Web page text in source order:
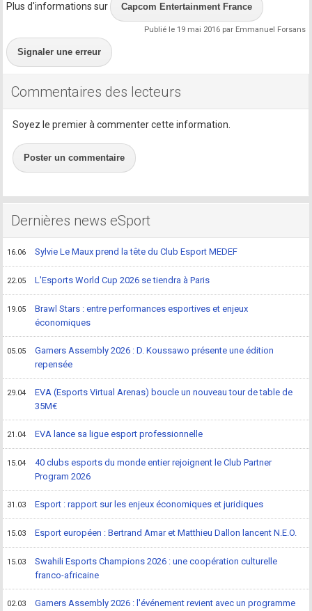
Plus d'informations sur Capcom Entertainment France
Publié le 19 mai 2016 par Emmanuel Forsans
Signaler une erreur
Commentaires des lecteurs
Soyez le premier à commenter cette information.
Poster un commentaire
Dernières news eSport
16.06 Sylvie Le Maux prend la tête du Club Esport MEDEF
22.05 L'Esports World Cup 2026 se tiendra à Paris
19.05
Brawl Stars : entre performances esportives et enjeux
économiques
05.05
Gamers Assembly 2026 : D. Koussawo présente une édition
repensée
29.04
EVA (Esports Virtual Arenas) boucle un nouveau tour de table de
35M€
21.04 EVA lance sa ligue esport professionnelle
15.04
40 clubs esports du monde entier rejoignent le Club Partner
Program 2026
31.03 Esport : rapport sur les enjeux économiques et juridiques
15.03 Esport européen : Bertrand Amar et Matthieu Dallon lancent N.E.O.
15.03
Swahili Esports Champions 2026 : une coopération culturelle
franco-africaine
02.03
Gamers Assembly 2026 : l'événement revient avec un programme